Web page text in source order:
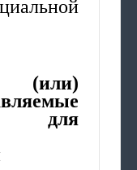
(или)
для